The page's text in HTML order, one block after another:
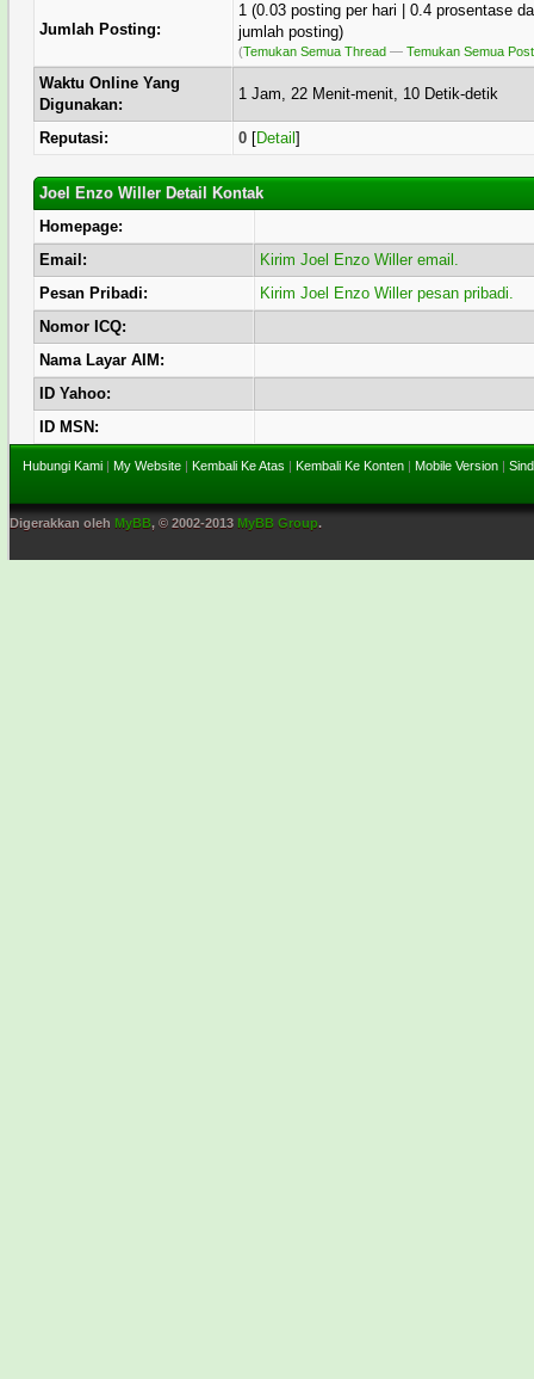
Jumlah Posting:
1 (0.03 posting per hari | 0.4 prosentase
jumlah posting)
(Temukan Semua Thread —Temukan Semua
Waktu Online Yang
Digunakan:
1 Jam, 22 Menit-menit, 10 Detik-detik
Reputasi: 0 [Detail]
Joel Enzo Willer Detail Kontak
Homepage:
Email:
Kirim Joel Enzo Willer email.
Pesan Pribadi:
Kirim Joel Enzo Willer pesan pribadi.
Nomor ICQ:
Nama Layar AIM:
ID Yahoo:
ID MSN:
Hubungi Kami | My Website | Kembali Ke Atas | Kembali Ke Konten | Mobile Version |
Digerakkan oleh MyBB, © 2002-2013 MyBB Group.